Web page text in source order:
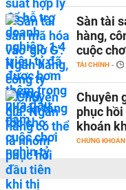
Sàn tài
hàng,
cuộc
TÀI CHÍNH -
Chuyên
phục
khoán
CHỨNG KHOÁN